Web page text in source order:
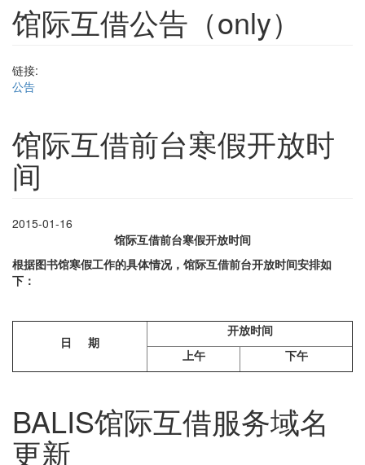
馆际互借公告（only）
链接:
公告
馆际互借前台寒假开放时
间
2015-01-16
馆际互借前台寒假开放时间
根据图书馆寒假工作的具体情况，馆际互借前台开放时间安排如
下：
日 期
开放时间
上午
下午
BALIS馆际互借服务域名
更新